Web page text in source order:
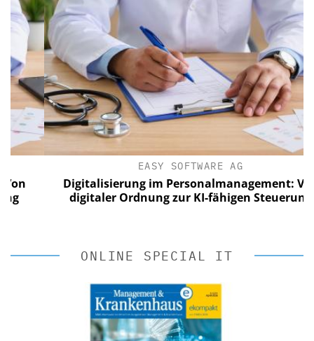
EASY SOFTWARE AG
Digitalisierung im Personalmanagement: Von
digitaler Ordnung zur KI-fähigen Steuerung
ONLINE SPECIAL IT